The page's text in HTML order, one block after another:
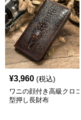
¥3,960 (税込)
ワニの顔付き高級クロコ
型押し長財布